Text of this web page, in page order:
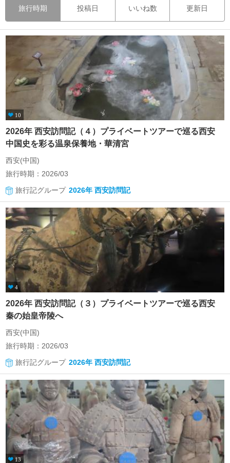
旅行時期 投稿日 いいね数 更新日
10
2026年 西安訪問記（４）プライベートツアーで巡る西安
中国史を彩る温泉保養地・華清宮
西安(中国)
旅行時期：2026/03
旅行記グループ 2026年 西安訪問記
4
2026年 西安訪問記（３）プライベートツアーで巡る西安
秦の始皇帝陵へ
西安(中国)
旅行時期：2026/03
旅行記グループ 2026年 西安訪問記
13